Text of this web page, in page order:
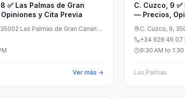
✅ Las Palmas de Gran
y Cita Previa
Las Palmas de Gran Canaria,
Ver más →
C. Cuzco, 9
— Precios,
C. Cuzco, 9,
Palmas, España
+34 928 46 07
9:30 AM to 1:30
Las Palmas